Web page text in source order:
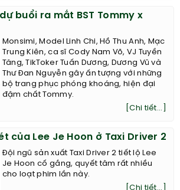
buổi ra mắt BST Tommy x
Monsimi, Model Linh Chi, Hồ Thu Anh, Mạc
Trung Kiên, ca sĩ Cody Nam Võ, VJ Tuyền
Tăng, TikToker Tuấn Dương, Dương Vũ và
Thư Đan Nguyễn gây ấn tượng với những
bộ trang phục phóng khoáng, hiện đại
đậm chất Tommy.
[Chi tiết...]
của Lee Je Hoon ở Taxi Driver 2
Đội ngũ sản xuất Taxi Driver 2 tiết lộ Lee
Je Hoon cố gắng, quyết tâm rất nhiều
cho loạt phim lần này.
[Chi tiết...]